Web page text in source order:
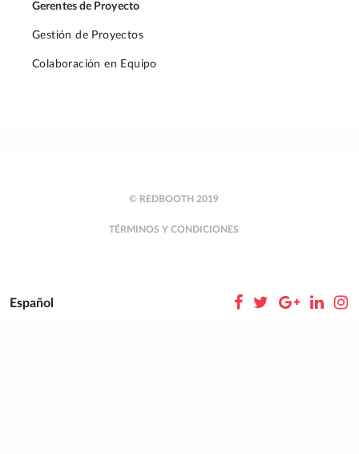
Gerentes de Proyecto
Gestión de Proyectos
Colaboración en Equipo
© REDBOOTH 2019
TÉRMINOS Y CONDICIONES
Español